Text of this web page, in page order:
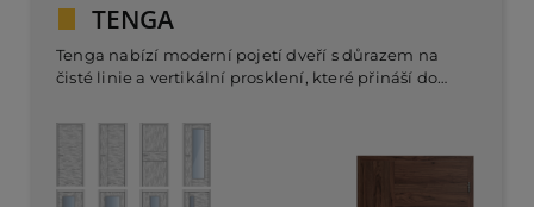
TENGA
Tenga nabízí moderní pojetí dveří s důrazem na
čisté linie a vertikální prosklení, které přináší do
ideálním řešením pro minimalistické prostory, kde